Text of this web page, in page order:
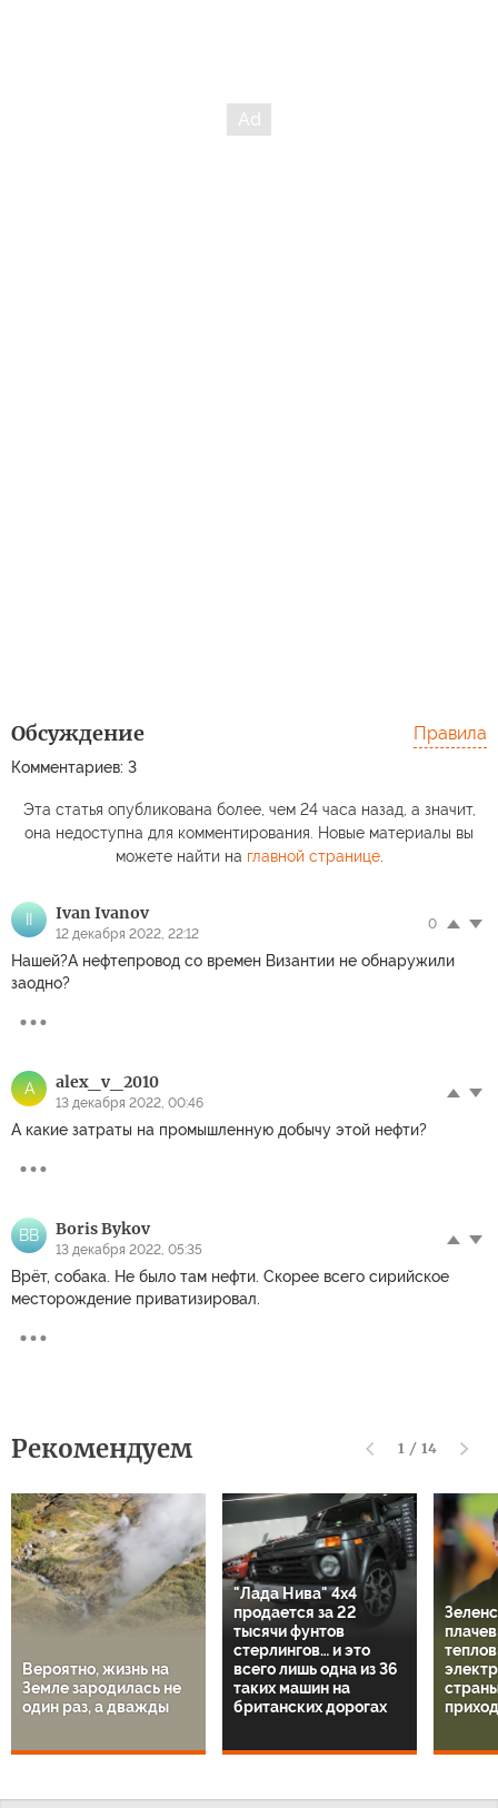
Обсуждение
Комментариев: 3
Правила
Эта статья опубликована более, чем 24 часа назад, а значит,
она недоступна для комментирования. Новые материалы вы
можете найти на главной странице.
II Ivan Ivanov
12 декабря 2022, 22:12
0
Нашей?А нефтепровод со времен Византии не обнаружили
заодно?
A alex_v_2010
13 декабря 2022, 00:46
А какие затраты на промышленную добычу этой нефти?
BB Boris Bykov
13 декабря 2022, 05:35
Врёт, собака. Не было там нефти. Скорее всего сирийское
месторождение приватизировал.
Рекомендуем 1 / 14
Вероятно, жизнь на
Земле зародилась не
один раз, а дважды
"Лада Нива" 4х4
продается за 22
тысячи фунтов
стерлингов… и это
всего лишь одна из 36
таких машин на
британских дорогах